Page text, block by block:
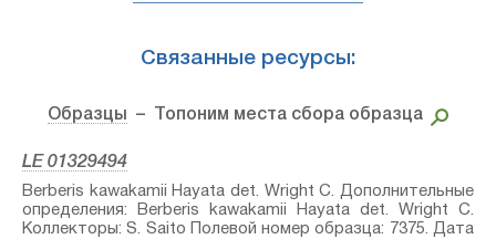
Связанные ресурсы:
Образцы – Топоним места сбора образца
LE 01329494
Berberis kawakamii Hayata⁣ det. Wright C. Дополнительные
определения: Berberis kawakamii Hayata⁣ det. Wright C.
Коллекторы: S. Saito Полевой номер образца: 7375. Дата